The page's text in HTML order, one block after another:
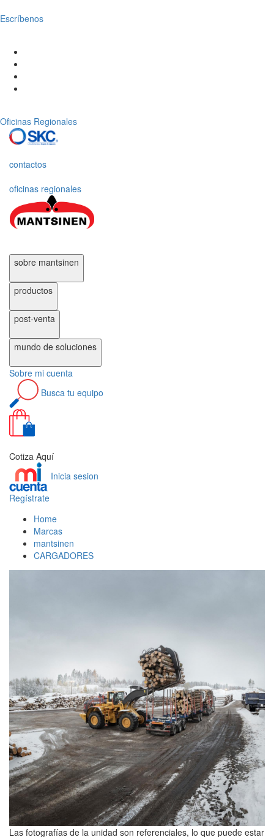
Escríbenos
Oficinas Regionales
contactos
oficinas regionales
sobre mantsinen
productos
post-venta
mundo de soluciones
Sobre mi cuenta
Busca tu equipo
Cotiza Aquí
Inicia sesion
Regístrate
Home
Marcas
mantsinen
CARGADORES
Las fotografías de la unidad son referenciales, lo que puede estar